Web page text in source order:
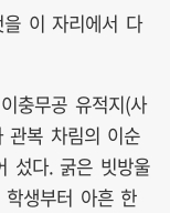
이 자리에서 다
충무공 유적지(사
관복 차림의 이순
섰다. 굵은 빗방울
생부터 아흔 한